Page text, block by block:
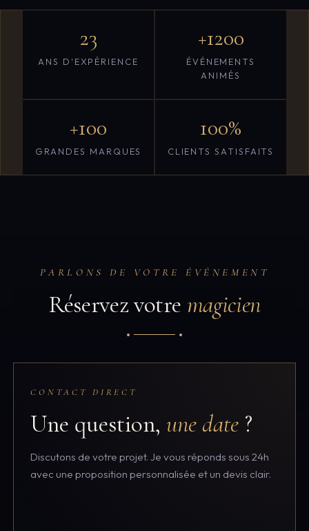
23
ANS D'EXPÉRIENCE
+1200
ÉVÉNEMENTS
ANIMÉS
+100
GRANDES MARQUES
100%
CLIENTS SATISFAITS
PARLONS DE VOTRE ÉVÉNEMENT
Réservez votre magicien
CONTACT DIRECT
Une question,une date ?
Discutons de votre projet. Je vous réponds sous 24h
avec une proposition personnalisée et un devis clair.